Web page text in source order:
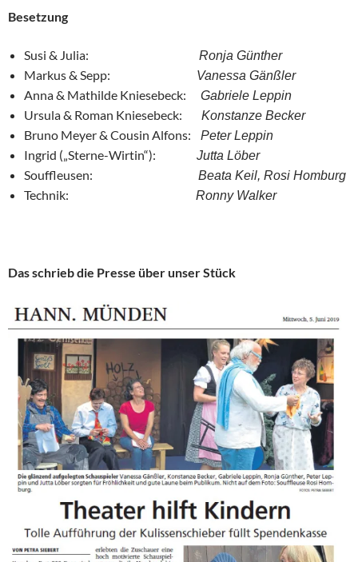
Besetzung
Susi & Julia: Ronja Günther
Markus & Sepp: Vanessa Gänßler
Anna & Mathilde Kniesebeck: Gabriele Leppin
Ursula & Roman Kniesebeck: Konstanze Becker
Bruno Meyer & Cousin Alfons: Peter Leppin
Ingrid („Sterne-Wirtin“): Jutta Löber
Souffleusen: Beata Keil, Rosi Homburg
Technik: Ronny Walker
Das schrieb die Presse über unser Stück